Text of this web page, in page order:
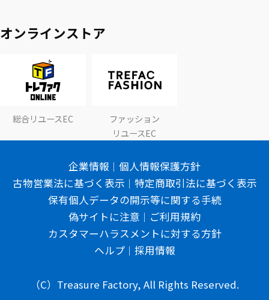
オンラインストア
総合リユースEC
ファッション
リユースEC
企業情報
個人情報保護方針
古物営業法に基づく表示
特定商取引法に基づく表示
保有個人データの開示等に関する手続
偽サイトに注意
ご利用規約
カスタマーハラスメントに対する方針
ヘルプ
採用情報
（C）Treasure Factory, All Rights Reserved.